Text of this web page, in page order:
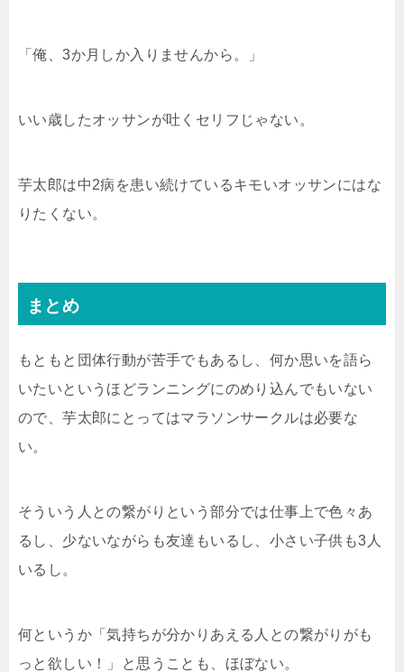
「俺、3か月しか入りませんから。」
いい歳したオッサンが吐くセリフじゃない。
芋太郎は中2病を患い続けているキモいオッサンにはな
りたくない。
まとめ
もともと団体行動が苦手でもあるし、何か思いを語ら
いたいというほどランニングにのめり込んでもいない
ので、芋太郎にとってはマラソンサークルは必要な
い。
そういう人との繋がりという部分では仕事上で色々あ
るし、少ないながらも友達もいるし、小さい子供も3人
いるし。
何というか「気持ちが分かりあえる人との繋がりがも
っと欲しい！」と思うことも、ほぼない。